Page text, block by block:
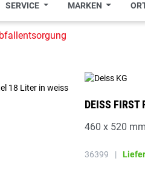
SERVICE MARKEN
DEISS FIRST
460 x 520
36399 |